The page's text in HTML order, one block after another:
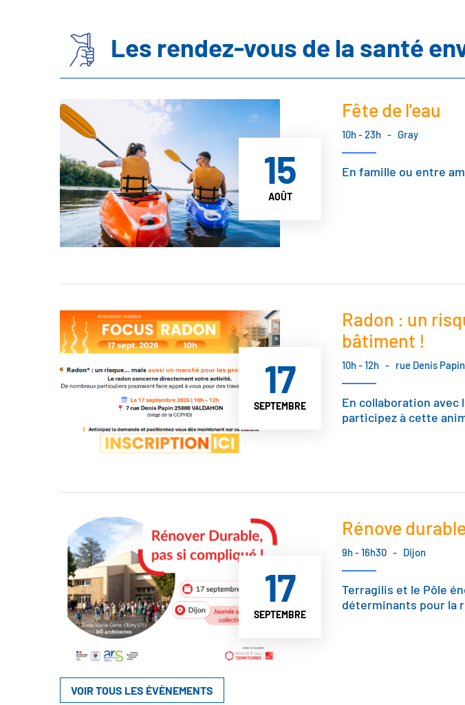
Les rendez-vous de la santé
15
AOÛT
Fête de l'eau
10h - 23h - Gray
En famille ou entre
17
SEPTEMBRE
Radon : un
bâtiment !
10h - 12h - rue Denis
En collaboration avec
participez à cette
17
SEPTEMBRE
Rénove
9h - 16h30 - Dijon
Terragilis et le Pôle
déterminants pour la
VOIR TOUS LES ÉVÈNEMENTS